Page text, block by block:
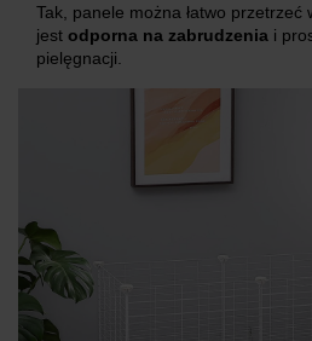
Tak, panele można łatwo przetrzeć
jest odporna na zabrudzenia i
pielęgnacji.